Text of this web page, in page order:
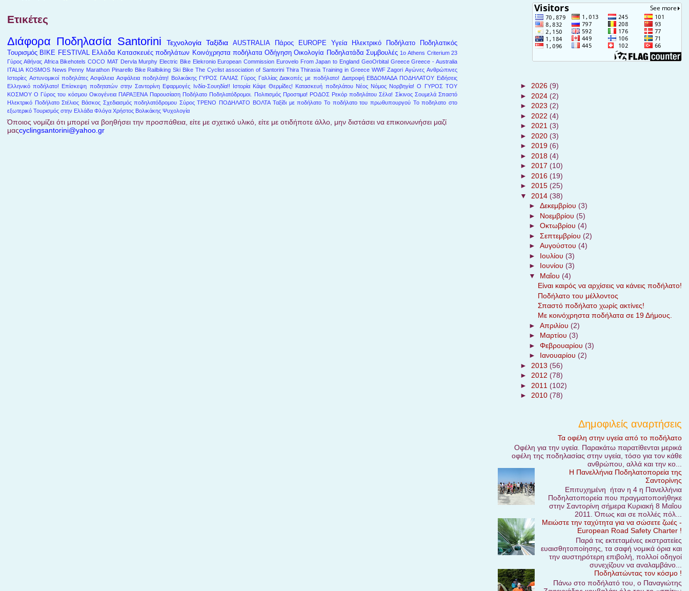
Ετικέτες
Διάφορα Ποδηλασία Santorini Τεχνολογία Ταξίδια AUSTRALIA Πάρος EUROPE Υγεία Ηλεκτρικό Ποδήλατο
Ποδηλατικός
Τουρισμός BIKE FESTIVAL Ελλάδα Κατασκευές ποδηλάτων Κοινόχρηστα ποδήλατα Οδήγηση Οικολογία Ποδηλατάδα Συμβουλές 1ο Athens Criterium 23
Γύρος Αθήνας Africa Bikehotels COCO MAT Dervla Murphy Electric Bike Elekronio European Commission Eurovelo From Japan to England GeoOrbital Greece Greece - Australia
ITALIA KOSMOS News Penny Marathon Pinarello Bike Railbiking Ski Bike The Cyclist association of Santorini Thira Thirasia Training in Greece WWF Zagori Αγώνες Ανθρώπινες
Ιστορίες Αστυνομικοί ποδηλάτες Ασφάλεια Ασφάλεια ποδηλάτη! Βολικάκης ΓΥΡΟΣ ΓΑΛΙΑΣ Γύρος Γαλλίας Διακοπές με ποδήλατο! Διατροφή ΕΒΔΟΜΑΔΑ ΠΟΔΗΛΑΤΟΥ Ειδήσεις
Ελληνικό ποδήλατο! Επίσκεψη ποδητατών στην Σαντορίνη Εφαρμογές Ινδία-Σουηδία!! Ιστορία Κάψε Θερμίδες! Κατασκευή ποδηλάτου Νέος Νόμος Νορβηγία! Ο ΓΥΡΟΣ ΤΟΥ
ΚΟΣΜΟΥ Ο Γύρος του κόσμου Οικογένεια ΠΑΡΑΞΕΝΑ Παρουσίαση Ποδήλατο Ποδηλατόδρομοι. Πολιτισμός Προστιμα! ΡΟΔΟΣ Ρεκόρ ποδηλάτου Σέλα! Σίκινος Σουμελά Σπαστό
Ηλεκτρικό Ποδήλατο Στέλιος Βάσκος Σχεδιασμός ποδηλατόδρομου Σύρος ΤΡΕΝΟ ΠΟΔΗΛΑΤΟ ΒΟΛΤΑ Ταξίδι με ποδήλατο Το ποδήλατο του πρωθυπουργού Το ποδηλατο στο
εξωτερικό Τουρισμός στην Ελλάδα Φλόγα Χρήστος Βολικάκης Ψυχολογία
Όποιος νομίζει ότι μπορεί να βοηθήσει την προσπάθεια, είτε με σχετικό υλικό, είτε με οτιδήποτε άλλο, μην διστάσει να επικοινωνήσει μαζί
μαςcyclingsantorini@yahoo.gr
►2026(9)
► 2024(2)
►2023(2)
► 2022(4)
►2021(3)
► 2020(3)
►2019(6)
► 2018(4)
►2017(10)
► 2016(19)
►2015(25)
▼ 2014(38)
► Δεκεμβρίου (3)
► Νοεμβρίου (5)
► Οκτωβρίου (4)
► Σεπτεμβρίου (2)
► Αυγούστου (4)
► Ιουλίου (3)
► Ιουνίου (3)
▼ Μαΐου (4)
Είναι καιρός να αρχίσεις να κάνεις ποδήλατο!
Ποδήλατο του μέλλοντος
Σπαστό ποδήλατο χωρίς ακτίνες!
Με κοινόχρηστα ποδήλατα σε 19 Δήμους.
► Απριλίου (2)
► Μαρτίου (3)
► Φεβρουαρίου (3)
► Ιανουαρίου (2)
► 2013(56)
►2012(78)
► 2011(102)
►2010(78)
Δημοφιλείς αναρτήσεις
Τα οφέλη στην υγεία από το ποδήλατο
Οφέλη για την υγεία. Παρακάτω παρατίθενται μερικά
οφέλη της ποδηλασίας στην υγεία, τόσο για τον κάθε
ανθρώπου, αλλά και την κο...
Η Πανελλήνια Ποδηλατοπορεία της
Σαντορίνης
Επιτυχημένη ήταν η 4 η Πανελλήνια
Ποδηλατοπορεία που πραγματοποιήθηκε
στην Σαντορίνη σήμερα Κυριακή 8 Μαΐου
2011. Όπως και σε πολλές πόλ...
Μειώστε την ταχύτητα για να σώσετε ζωές -
European Road Safety Charter !
Παρά τις εκτεταμένες εκστρατείες
ευαισθητοποίησης, τα σαφή νομικά όρια και
την αυστηρότερη επιβολή, πολλοί οδηγοί
συνεχίζουν να αναλαμβάνο...
Ποδηλατώντας τον κόσμο !
Πάνω στο ποδήλατό του, ο Παναγιώτης